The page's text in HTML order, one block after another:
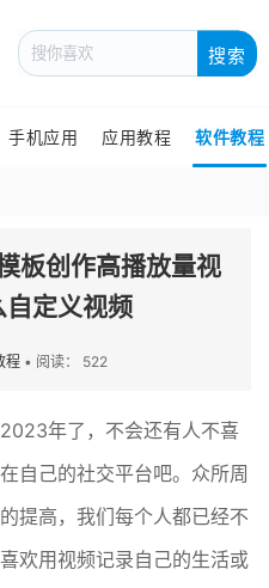
搜索
手机应用 应用教程 软件教程
板创作高播放量视
定义视频
程 • 阅读： 522
年了，不会还有人不喜
自己的社交平台吧。众所周
提高，我们每个人都已经不
欢用视频记录自己的生活或